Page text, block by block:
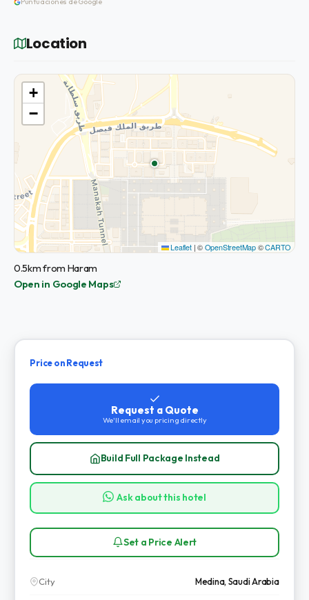
Location
+
−
Leaflet |©OpenStreetMap©CARTO
0.5km from Haram
Open in Google Maps
Price on Request
Request a Quote
We'll email you pricing directly
Build Full Package Instead
Ask about this hotel
Set a Price Alert
City Medina, Saudi Arabia